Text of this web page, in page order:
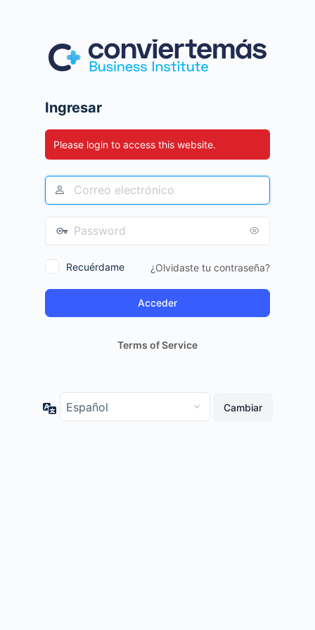
Ingresar
Please login to access this website.
Recuérdame ¿Olvidaste tu contraseña?
Terms of Service
Idioma